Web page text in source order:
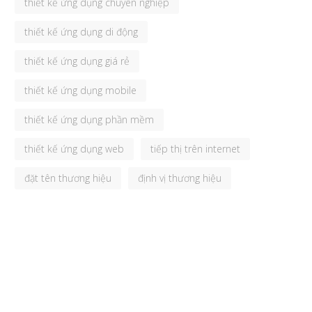
thiết kế ứng dụng di động
thiết kế ứng dụng giá rẻ
thiết kế ứng dụng mobile
thiết kế ứng dụng phần mềm
thiết kế ứng dụng web tiếp thị trên internet
đặt tên thương hiệu định vị thương hiệu